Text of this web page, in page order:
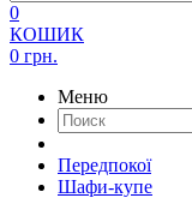
0
КОШИК
0 грн.
Меню
Передпокої
Шафи-купе